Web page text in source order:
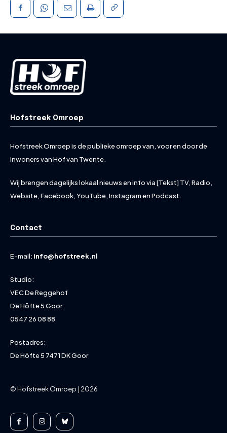
Hofstreek Omroep
Hofstreek Omroep is de publieke omroep van, voor en door de
inwoners van Hof van Twente.
Wij brengen dagelijks lokaal nieuws en info via [Tekst] TV, Radio,
Website, Facebook, YouTube, Instagram en Podcast.
Contact
E-mail: info@hofstreek.nl
Studio:
VEC De Reggehof
De Höfte 5 Goor
0547 26 08 88
Postadres:
De Höfte 5 7471 DK Goor
© Hofstreek Omroep | 2026